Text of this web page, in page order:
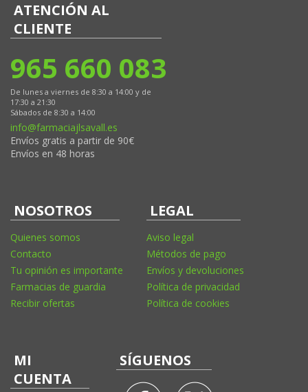
ATENCIÓN AL
CLIENTE
965 660 083
De lunes a viernes de 8:30 a 14:00 y de
17:30 a 21:30
Sábados de 8:30 a 14:00
info@farmaciajlsavall.es
Envíos gratis a partir de 90€
Envíos en 48 horas
NOSOTROS
Quienes somos
Contacto
Tu opinión es importante
Farmacias de guardia
Recibir ofertas
LEGAL
Aviso legal
Métodos de pago
Envíos y devoluciones
Política de privacidad
Política de cookies
MI
CUENTA
SÍGUENOS